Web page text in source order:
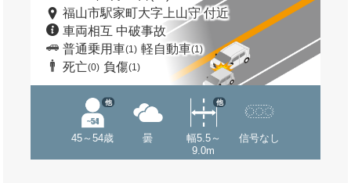
福山市駅家町大字上山守 付近
車両相互 中破事故
普通乗用車(1) 軽自動車(1)
死亡(0) 負傷(1)
45～54歳
他
曇
幅5.5～
9.0m
他
信号なし